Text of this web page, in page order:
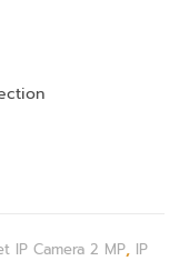
IP Camera 2 MP, IP